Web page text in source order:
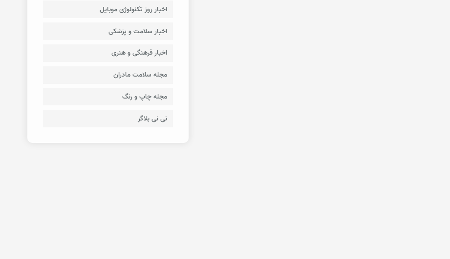
اخبار روز تکنولوژی موبایل
اخبار سلامت و پزشکی
اخبار فرهنگی و هنری
مجله سلامت مادران
مجله چاپ و رنگ
نی نی بلاگر